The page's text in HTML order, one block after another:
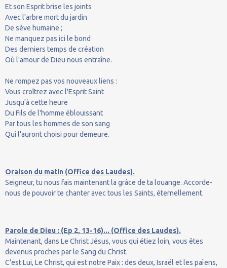
Et son Esprit brise les joints
Avec l'arbre mort du jardin
De sève humaine ;
Ne manquez pas ici le bond
Des derniers temps de création
Où l'amour de Dieu nous entraîne.
Ne rompez pas vos nouveaux liens :
Vous croîtrez avec l'Esprit Saint
Jusqu'à cette heure
Du Fils de l'homme éblouissant
Par tous les hommes de son sang
Qui l'auront choisi pour demeure.
Oraison du matin (Office des Laudes).
Seigneur, tu nous fais maintenant la grâce de ta louange. Accorde-
nous de pouvoir te chanter avec tous les Saints, éternellement.
Parole de Dieu : (Ep 2, 13-16)... (Office des Laudes).
Maintenant, dans Le Christ Jésus, vous qui étiez loin, vous êtes
devenus proches par le Sang du Christ.
C’est Lui, Le Christ, qui est notre Paix : des deux, Israël et les païens,